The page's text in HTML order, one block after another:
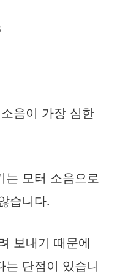
음이 가장 심한
는 모터 소음으로
습니다.
보내기 때문에
는 단점이 있습니